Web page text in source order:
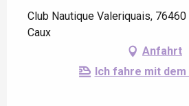
Club Nautique Valeriquais,
Caux
Anfahrt
Ich fahre mit dem